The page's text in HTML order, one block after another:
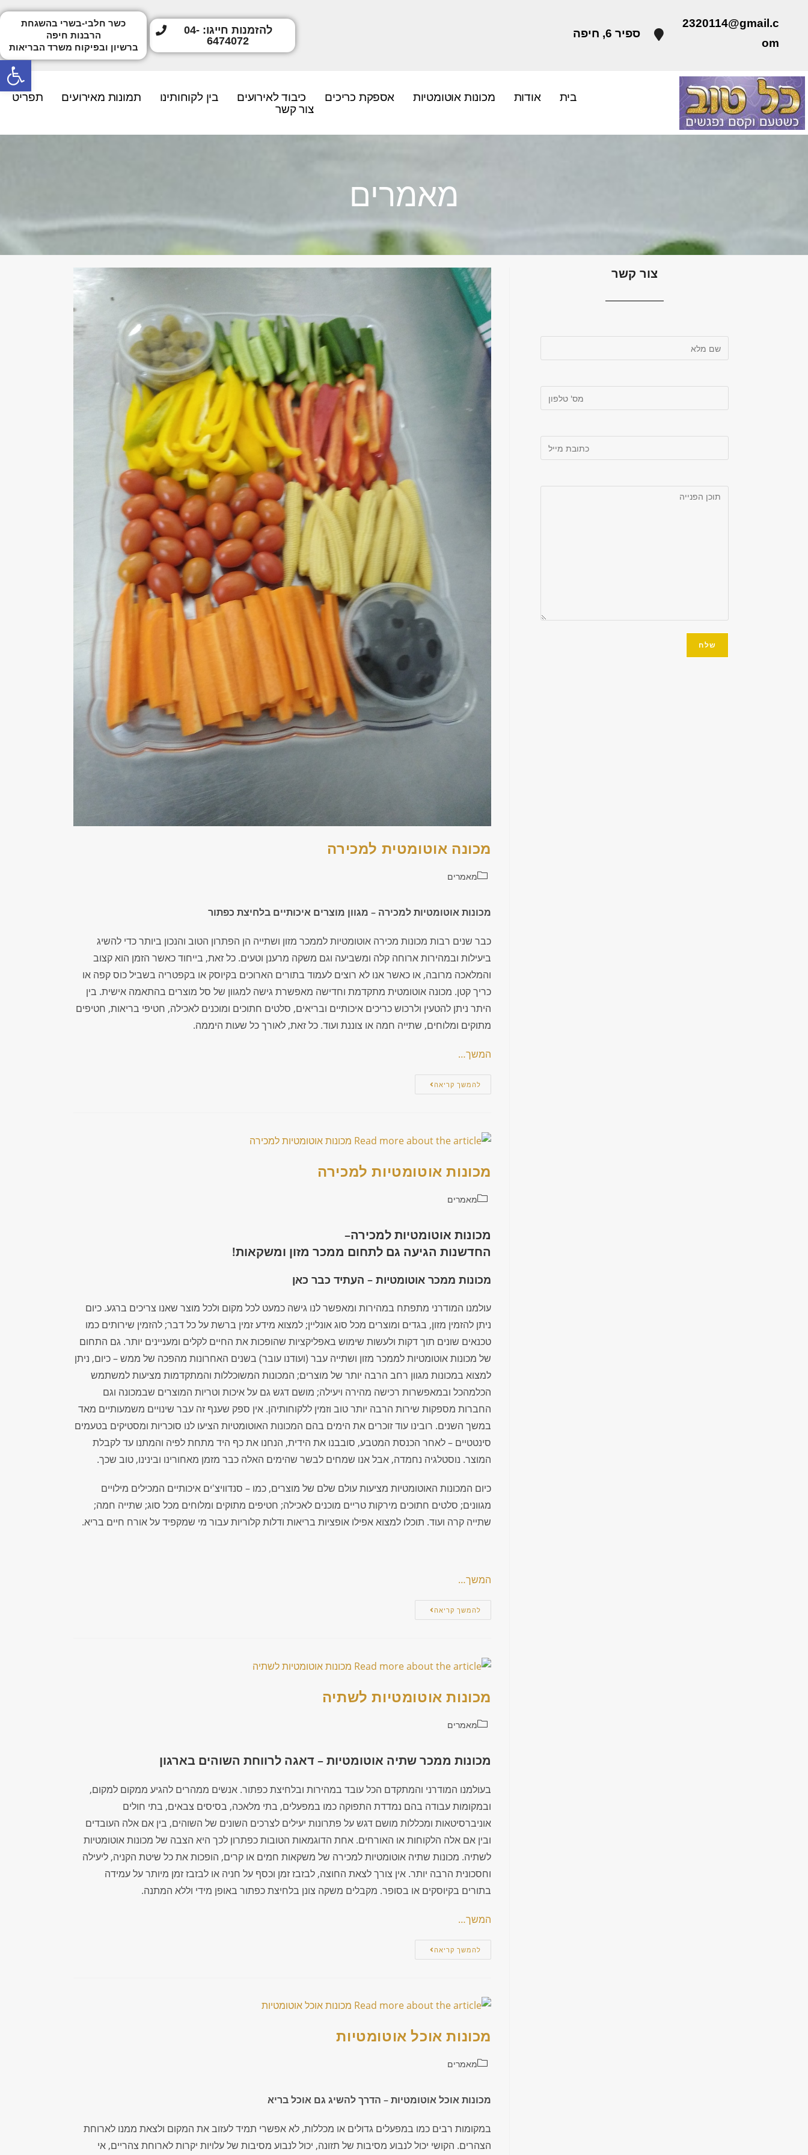
2320114@gmail.c
om
ספיר 6, חיפה
להזמנות חייגו: 04-
6474072
כשר חלבי-בשרי בהשגחת
הרבנות חיפה
ברשיון ובפיקוח משרד הבריאות
בית אודות מכונות אוטומטיות אספקת כריכים כיבוד לאירועים בין לקוחותינו תמונות מאירועים
תפריט
צור קשר
מאמרים
מכונה אוטומטית למכירה
מאמרים
מכונות אוטומטיות למכירה – מגוון מוצרים איכותיים בלחיצת כפתור
כבר שנים רבות מכונות מכירה אוטומטיות לממכר מזון ושתייה הן הפתרון הטוב והנכון ביותר כדי להשיג
ביעילות ובמהירות ארוחה קלה ומשביעה וגם משקה מרענן וטעים. כל זאת, בייחוד כאשר הזמן הוא קצוב
והמלאכה מרובה, או כאשר אנו לא רוצים לעמוד בתורים הארוכים בקיוסק או בקפטריה בשביל כוס קפה או
כריך קטן. מכונה אוטומטית מתקדמת וחדישה מאפשרת גישה למגוון של סל מוצרים בהתאמה אישית. בין
היתר ניתן להטעין ולרכוש כריכים איכותיים ובריאים, סלטים חתוכים ומוכנים לאכילה, חטיפי בריאות, חטיפים
מתוקים ומלוחים, שתייה חמה או צוננת ועוד. כל זאת, לאורך כל שעות היממה.
המשך…
להמשך קריאה
מכונות אוטומטיות למכירה
מאמרים
מכונות אוטומטיות למכירה–
החדשנות הגיעה גם לתחום ממכר מזון ומשקאות!
מכונות ממכר אוטומטיות – העתיד כבר כאן
עולמנו המודרני מתפתח במהירות ומאפשר לנו גישה כמעט לכל מקום ולכל מוצר שאנו צריכים ברגע. כיום
ניתן להזמין מזון, בגדים ומוצרים מכל סוג אונליין; למצוא מידע זמין ברשת על כל דבר; להזמין שירותים כמו
טכנאים שונים תוך דקות ולעשות שימוש באפליקציות שהופכות את החיים לקלים ומעניינים יותר. גם התחום
של מכונות אוטומטיות לממכר מזון ושתייה עבר (ועודנו עובר) בשנים האחרונות מהפכה של ממש – כיום, ניתן
למצוא במכונות מגוון רחב הרבה יותר של מוצרים; המכונות המשוכללות והמתקדמות מציעות למשתמש
הכלמהכל ובמאפשרות רכישה מהירה ויעילה; מושם דגש גם על איכות וטריות המוצרים שבמכונה וגם
החברות מספקות שירות הרבה יותר טוב וזמין ללקוחותיהן. אין ספק שענף זה עבר שינויים משמעותיים מאד
במשך השנים. רובינו עוד זוכרים את הימים בהם המכונות האוטומטיות הציעו לנו סוכריות ומסטיקים בטעמים
סינטטיים – לאחר הכנסת המטבע, סובבנו את הידית, הנחנו את כף היד מתחת לפיה והמתנו עד לקבלת
המוצר. נוסטלגיה נחמדה, אבל אנו שמחים לבשר שהימים האלה כבר מזמן מאחורינו ובינינו, טוב שכך.
כיום המכונות האוטומטיות מציעות עולם שלם של מוצרים, כמו – סנדוויצ'ים איכותיים המכילים מילויים
מגוונים; סלטים חתוכים מירקות טריים מוכנים לאכילה; חטיפים מתוקים ומלוחים מכל סוג; שתייה חמה;
שתייה קרה ועוד. תוכלו למצוא אפילו אופציות בריאות ודלות קלוריות עבור מי שמקפיד על אורח חיים בריא.
המשך…
להמשך קריאה
מכונות אוטומטיות לשתיה
מאמרים
מכונות ממכר שתיה אוטומטיות – דאגה לרווחת השוהים בארגון
בעולמנו המודרני והמתקדם הכל עובד במהירות ובלחיצת כפתור. אנשים ממהרים להגיע ממקום למקום,
ובמקומות עבודה בהם נמדדת התפוקה כמו במפעלים, בתי מלאכה, בסיסים צבאים, בתי חולים
אוניברסיטאות ומכללות מושם דגש על פתרונות יעילים לצרכים השונים של השוהים, בין אם אלה העובדים
ובין אם אלה הלקוחות או האורחים. אחת הדוגמאות הטובות כפתרון לכך היא הצבה של מכונות אוטומטיות
לשתיה. מכונות שתיה אוטומטיות למכירה של משקאות חמים או קרים, הופכות את כל שיטת הקניה, ליעילה
וחסכונית הרבה יותר. אין צורך לצאת החוצה, לבזבז זמן וכסף על חניה או לבזבז זמן מיותר על עמידה
בתורים בקיוסקים או בסופר. מקבלים משקה צונן בלחיצת כפתור באופן מידי וללא המתנה.
המשך…
להמשך קריאה
מכונות אוכל אוטומטיות
מאמרים
מכונות אוכל אוטומטיות – הדרך להשיג גם אוכל בריא
במקומות רבים כמו במפעלים גדולים או מכללות, לא אפשרי תמיד לעזוב את המקום ולצאת ממנו לארוחת
הצהרים. הקושי יכול לנבוע מסיבות של תזונה, יכול לנבוע מסיבות של עלויות יקרות לארוחת צהריים, אי
צור קשר